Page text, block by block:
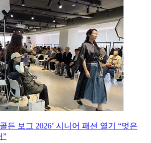
든 보그 2026’ 시니어 패션 열기 “멋은
”